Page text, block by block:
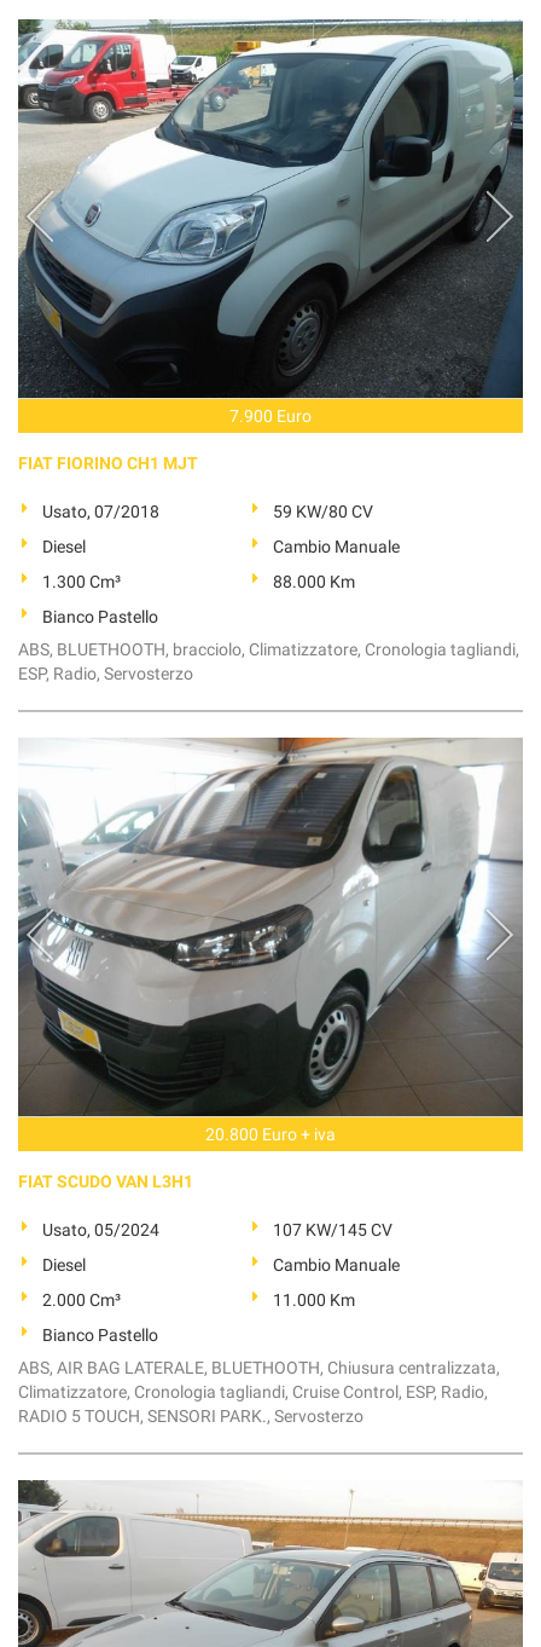
7.900 Euro
FIAT FIORINO CH1 MJT
Usato, 07/2018
59 KW/80 CV
Diesel
Cambio Manuale
1.300 Cm³
88.000 Km
Bianco Pastello
ABS, BLUETHOOTH, bracciolo, Climatizzatore, Cronologia tagliandi,
ESP, Radio, Servosterzo
20.800 Euro + iva
FIAT SCUDO VAN L3H1
Usato, 05/2024
107 KW/145 CV
Diesel
Cambio Manuale
2.000 Cm³
11.000 Km
Bianco Pastello
ABS, AIR BAG LATERALE, BLUETHOOTH, Chiusura centralizzata,
Climatizzatore, Cronologia tagliandi, Cruise Control, ESP, Radio,
RADIO 5 TOUCH, SENSORI PARK., Servosterzo